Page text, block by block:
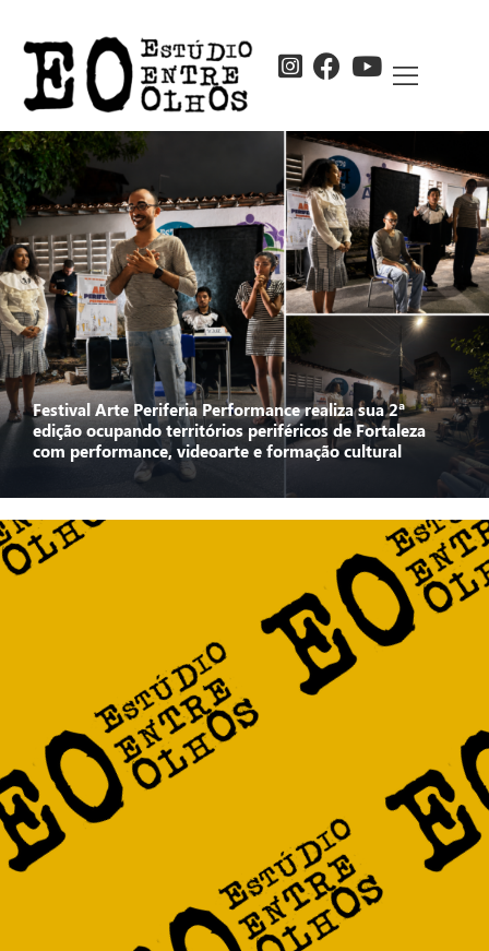
Festival Arte Periferia Performance realiza sua 2ª
edição ocupando territórios periféricos de Fortaleza
com performance, videoarte e formação cultural